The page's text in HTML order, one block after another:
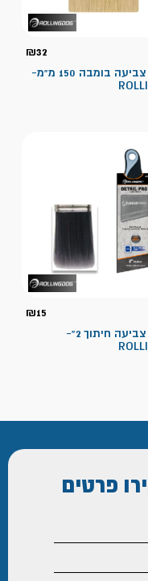
₪32
מברשת צביעה בומבה 150 מ"מ-
₪15
מברשת צביעה חיתוך 2"-
פרטים